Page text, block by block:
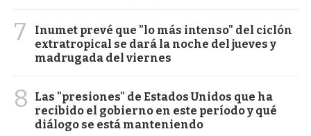
7
Inumet prevé que "lo más intenso" del ciclón
extratropical se dará la noche del jueves y
madrugada del viernes
8
Las "presiones" de Estados Unidos que ha
recibido el gobierno en este período y qué
diálogo se está manteniendo